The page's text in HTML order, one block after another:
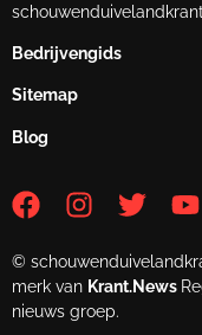
Bedrijvengids
Sitemap
Blog
©
merk van Krant.News
nieuws groep.